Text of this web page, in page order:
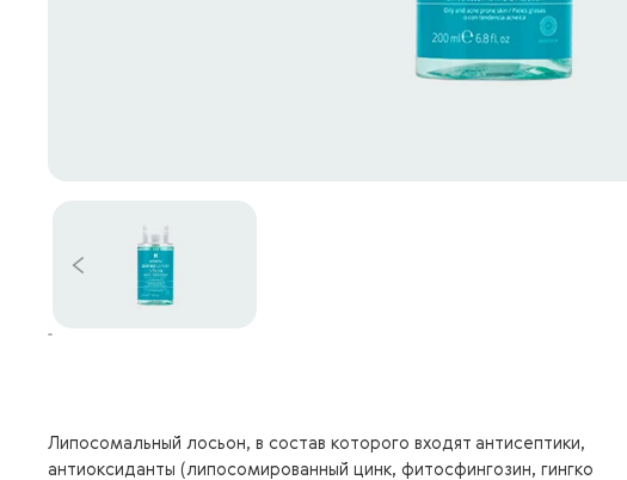
Липосомальный лосьон, в состав которого входят антисептики,
антиоксиданты (липосомированный цинк, фитосфингозин, гингко